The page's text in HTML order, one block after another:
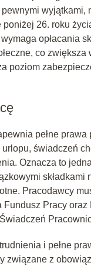
wyjątkami,
poniżej 26. roku
opłacania
co zwiększa
poziom
pełne prawa
świadczeń
Oznacza to
składkami
Pracodawcy
Fundusz Pracy oraz
i pełne
związane z